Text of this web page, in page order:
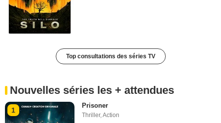
Top consultations des séries TV
Nouvelles séries les + attendues
1
Prisoner
Thriller,Action